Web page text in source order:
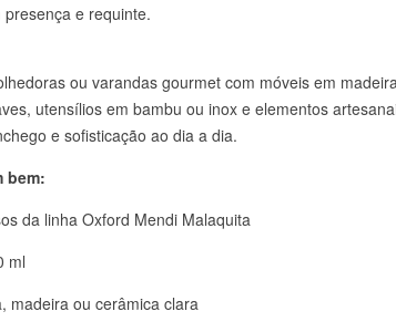
e requinte.
ou varandas gourmet com móveis em
utensílios em bambu ou inox e elementos
e sofisticação ao dia a dia.
bem:
da linha Oxford Mendi Malaquita
ml
madeira ou cerâmica clara